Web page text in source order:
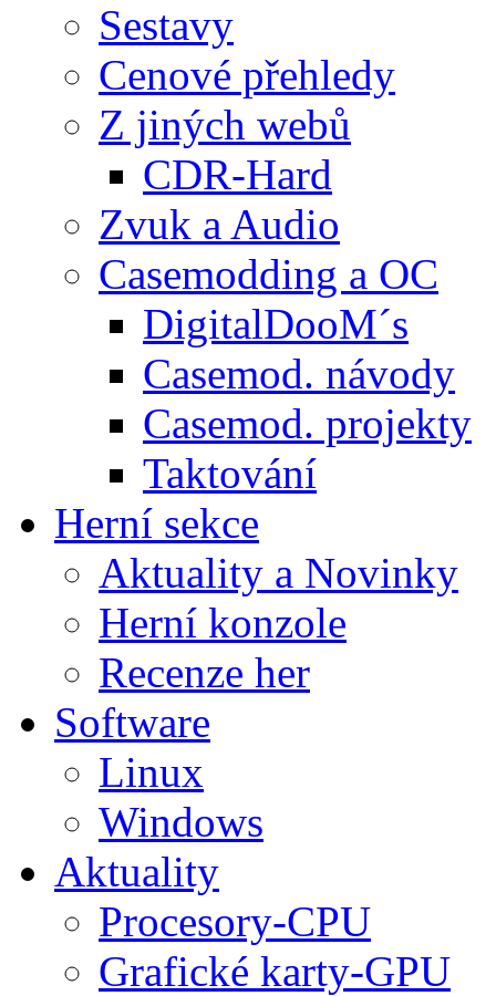
Sestavy
Cenové přehledy
Z jiných webů
CDR-Hard
Zvuk a Audio
Casemodding a OC
DigitalDooM´s
Casemod. návody
Casemod. projekty
Taktování
Herní sekce
Aktuality a Novinky
Herní konzole
Recenze her
Software
Linux
Windows
Aktuality
Procesory-CPU
Grafické karty-GPU